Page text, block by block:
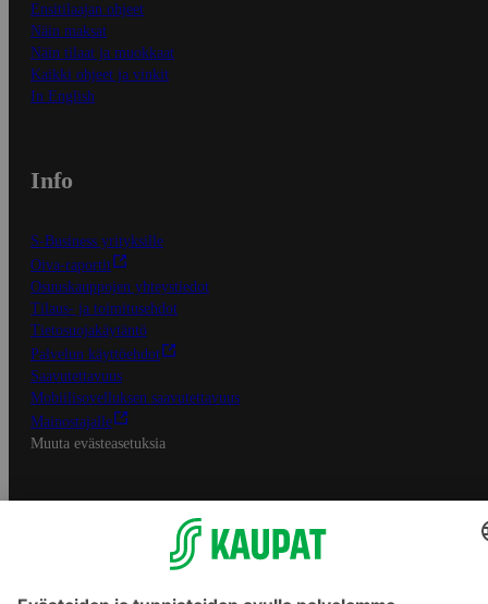
Ensitilaajan ohjeet
Näin maksat
Näin tilaat ja muokkaat
Kaikki ohjeet ja vinkit
In English
Info
S-Business yrityksille
Oiva-raportit
Osuuskauppojen yhteystiedot
Tilaus- ja toimitusehdot
Tietosuojakäytäntö
Palvelun käyttöehdot
Saavutettavuus
Mobiilisovelluksen saavutettavuus
Mainostajalle
Muuta evästeasetuksia
S-ryhmän palvelut